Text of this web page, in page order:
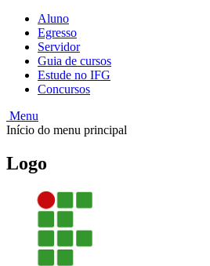
Aluno
Egresso
Servidor
Guia de cursos
Estude no IFG
Concursos
Menu
Início do menu principal
Logo